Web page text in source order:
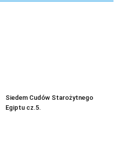
Siedem Cudów Starożytnego
Egiptu cz.5.